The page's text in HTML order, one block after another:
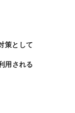
策として
用される